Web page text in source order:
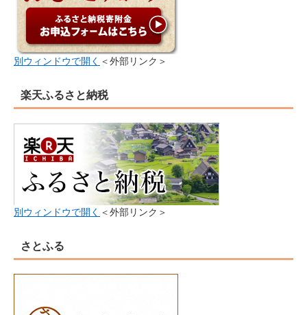
別ウィンドウで開く ＜外部リンク＞
楽天ふるさと納税
別ウィンドウで開く ＜外部リンク＞
さとふる